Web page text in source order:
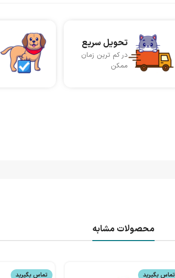
تحویل سریع
در کم ترین زمان
ممکن
محصولات مشابه
تماس بگیرید تماس بگیرید